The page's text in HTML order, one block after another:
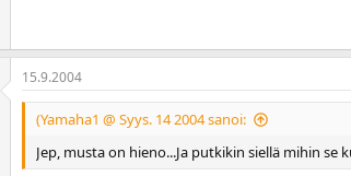
15.9.2004
(Yamaha1 @ Syys. 14 2004 sanoi:
Jep, musta on hieno...Ja putkikin siellä mihin se